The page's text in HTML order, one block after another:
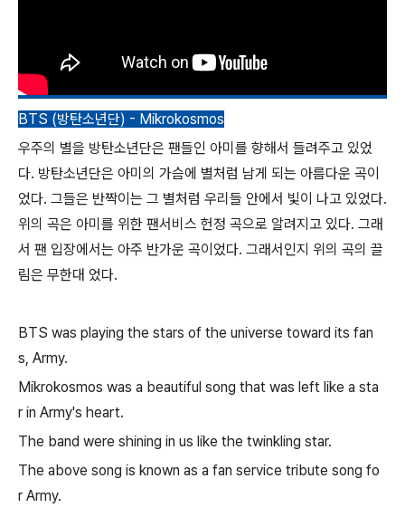
BTS (방탄소년단) - Mikrokosmos
우주의 별을 방탄소년단은 팬들인 아미를 향해서 들려주고 있었
다. 방탄소년단은 아미의 가슴에 별처럼 남게 되는 아름다운 곡이
었다. 그들은 반짝이는 그 별처럼 우리들 안에서 빛이 나고 있었다.
위의 곡은 아미를 위한 팬서비스 헌정 곡으로 알려지고 있다. 그래
서 팬 입장에서는 아주 반가운 곡이었다. 그래서인지 위의 곡의 끌
림은 무한대 었다.
BTS was playing the stars of the universe toward its fan
s, Army.
Mikrokosmos was a beautiful song that was left like a sta
r in Army's heart.
The band were shining in us like the twinkling star.
The above song is known as a fan service tribute song fo
r Army.